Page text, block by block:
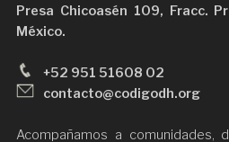
Presa Chicoasén 109, Fracc.
México.
+52 951 51608 02
contacto@codigodh.org
Acompañamos a comunidades,